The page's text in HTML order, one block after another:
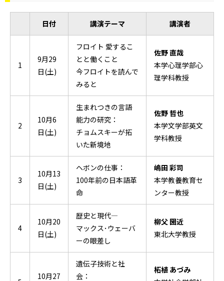
日付 講演テーマ 講演者
1
9月29
日(土)
フロイト 愛するこ
とと働くこと
今フロイトを読んで
みると
佐野 直哉
本学心理学部心
理学科教授
2
10月6
日(土)
生まれつきの言語
能力の研究：
チョムスキーが拓
いた新境地
佐野 哲也
本学文学部英文
学科教授
3
10月13
日(土)
ヘボンの仕事：
100年前の日本語革
命
嶋田 彩司
本学教養教育セ
ンター教授
4
10月20
日(土)
歴史と現代―
マックス･ウェーバ
ーの眼差し
柳父 圀近
東北大学教授
10月27
遺伝子技術と社
会：
柘植 あづみ